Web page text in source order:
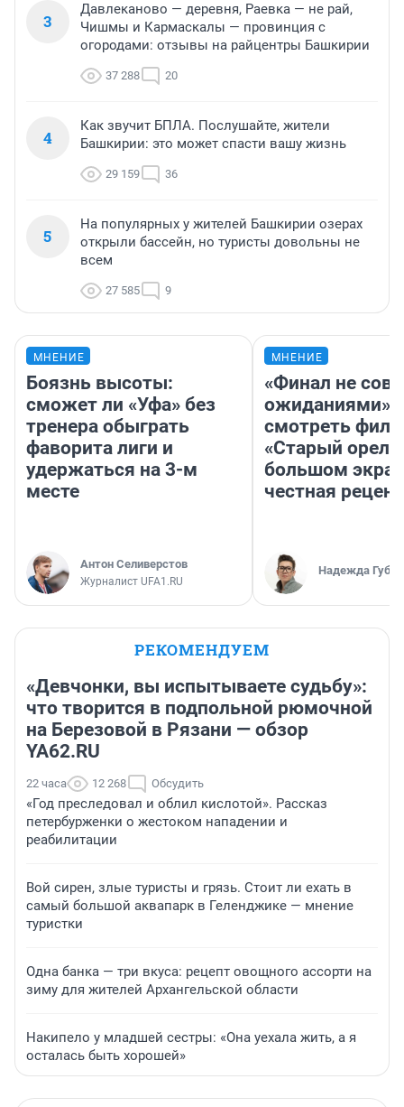
3
Давлеканово — деревня, Раевка — не рай,
Чишмы и Кармаскалы — провинция с
огородами: отзывы на райцентры Башкирии
37 288 20
4
Как звучит БПЛА. Послушайте, жители
Башкирии: это может спасти вашу жизнь
29 159 36
5
На популярных у жителей Башкирии озерах
открыли бассейн, но туристы довольны не
всем
27 585 9
МНЕНИЕ
Боязнь высоты:
сможет ли «Уфа» без
тренера обыграть
фаворита лиги и
удержаться на 3-м
месте
Антон Селиверстов
Журналист UFA1.RU
МНЕНИЕ
«Финал не
ожиданиями»:
смотреть
«Старый орел»
большом
честная
Надежда
РЕКОМЕНДУЕМ
«Девчонки, вы испытываете судьбу»:
что творится в подпольной рюмочной
на Березовой в Рязани — обзор
YA62.RU
22 часа 12 268 Обсудить
«Год преследовал и облил кислотой». Рассказ
петербурженки о жестоком нападении и
реабилитации
Вой сирен, злые туристы и грязь. Стоит ли ехать в
самый большой аквапарк в Геленджике — мнение
туристки
Одна банка — три вкуса: рецепт овощного ассорти на
зиму для жителей Архангельской области
Накипело у младшей сестры: «Она уехала жить, а я
осталась быть хорошей»